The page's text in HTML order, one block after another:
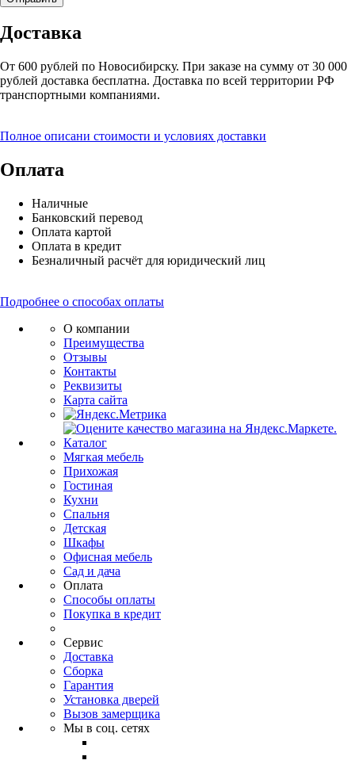
Доставка
От 600 рублей по Новосибирску. При заказе на сумму от 30 000
рублей доставка бесплатна. Доставка по всей территории РФ
транспортными компаниями.
Полное описани стоимости и условиях доставки
Оплата
Наличные
Банковский перевод
Оплата картой
Оплата в кредит
Безналичный расчёт для юридический лиц
Подробнее о способах оплаты
О компании
Преимущества
Отзывы
Контакты
Реквизиты
Карта сайта
Каталог
Мягкая мебель
Прихожая
Гостиная
Кухни
Спальня
Детская
Шкафы
Офисная мебель
Сад и дача
Оплата
Способы оплаты
Покупка в кредит
Сервис
Доставка
Сборка
Гарантия
Установка дверей
Вызов замерщика
Мы в соц. сетях